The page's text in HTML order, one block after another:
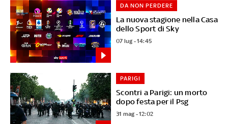
La nuova stagione nella Casa
dello Sport di Sky
DA NON PERDERE
07 lug - 14:45
Scontri a Parigi: un morto
dopo festa per il Psg
PARIGI
31 mag - 12:02